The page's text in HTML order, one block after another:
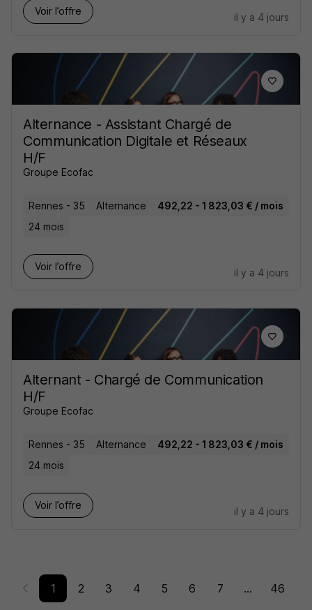
Voir l’offre
il y a 4 jours
Alternance - Assistant Chargé de
Communication Digitale et Réseaux
H/F
Groupe Ecofac
Rennes - 35 Alternance
492,22 - 1 823,03 € / mois
24 mois
Voir l’offre
il y a 4 jours
Alternant - Chargé de Communication
H/F
Groupe Ecofac
Rennes - 35 Alternance
492,22 - 1 823,03 € / mois
24 mois
Voir l’offre
il y a 4 jours
1 2 3 4 5 6 7 ... 46